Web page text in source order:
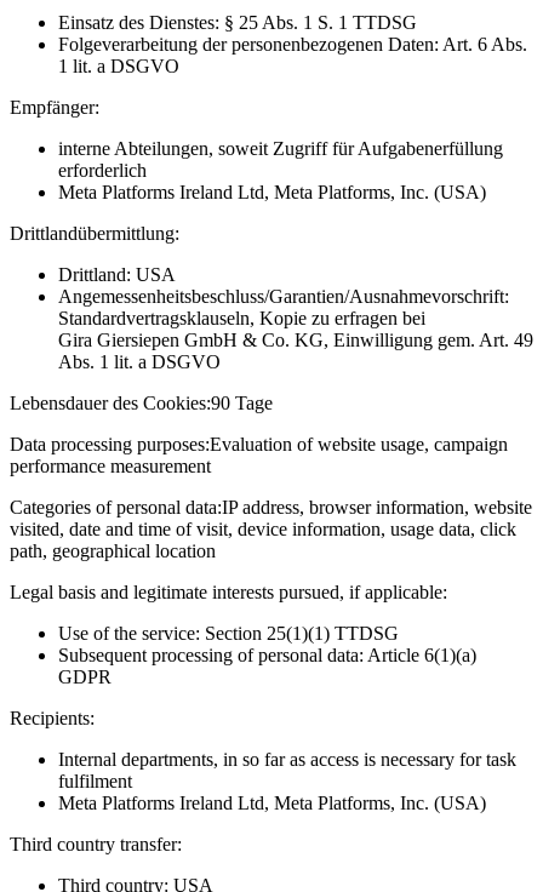
Einsatz des Dienstes: § 25 Abs. 1 S. 1 TTDSG
Folgeverarbeitung der personenbezogenen Daten: Art. 6 Abs.
1 lit. a DSGVO
Empfänger:
interne Abteilungen, soweit Zugriff für Aufgabenerfüllung
erforderlich
Meta Platforms Ireland Ltd, Meta Platforms, Inc. (USA)
Drittlandübermittlung:
Drittland: USA
Angemessenheitsbeschluss/Garantien/Ausnahmevorschrift:
Standardvertragsklauseln, Kopie zu erfragen bei
Gira Giersiepen GmbH & Co. KG, Einwilligung gem. Art. 49
Abs. 1 lit. a DSGVO
Lebensdauer des Cookies:90 Tage
Data processing purposes:Evaluation of website usage, campaign
performance measurement
Categories of personal data:IP address, browser information, website
visited, date and time of visit, device information, usage data, click
path, geographical location
Legal basis and legitimate interests pursued, if applicable:
Use of the service: Section 25(1)(1) TTDSG
Subsequent processing of personal data: Article 6(1)(a)
GDPR
Recipients:
Internal departments, in so far as access is necessary for task
fulfilment
Meta Platforms Ireland Ltd, Meta Platforms, Inc. (USA)
Third country transfer:
Third country: USA